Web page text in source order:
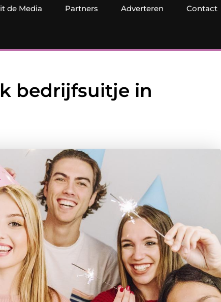
de Media Partners Adverteren Contact
bedrijfsuitje in